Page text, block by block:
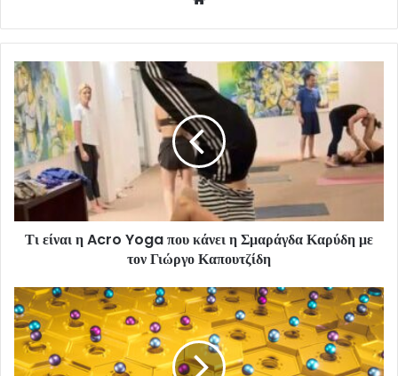
Τι είναι η Acro Yoga που κάνει η Σμαράγδα Καρύδη με
τον Γιώργο Καπουτζίδη